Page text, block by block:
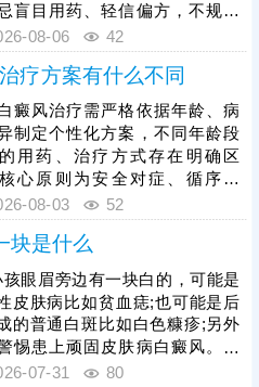
盲目用药、轻信偏方，不规范
仅无效，还可能刺激娇嫩肌
重病情、延误较佳治疗时机。
准分子激光是治疗儿童各部
的优选安全方法，适配肛门等
感部位，靶向作用于白斑患
效刺激黑色素再生，治疗温
果明显，适配儿童体质。白癜
周期较长，家长一定要坚持带
范治疗，白斑消退后做好巩固
杜绝病情复发
08-06 42
疗方案有什么不同
癜风治疗需严格依据年龄、病
制定个性化方案，不同年龄段
用药、治疗方式存在明确区
心原则为安全对症、循序渐
有治疗均需遵从医嘱，切勿盲
。无论哪个年龄段，白癜风治
较长，坚持规范治疗是复色关
长不可随意停药、换药。同
常护理尤为重要，需做好孩子
防晒、保湿，均衡饮食、规律
规避外伤、暴晒等诱发因素，
情恢复，降低复发概率。
08-03 52
块是什么
孩眼眉旁边有一块白的，可能是
皮肤病比如贫血痣;也可能是后
的普通白斑比如白色糠疹;另外
惕患上顽固皮肤病白癜风。白
类多，建议家长带孩子前往正
07-31 80